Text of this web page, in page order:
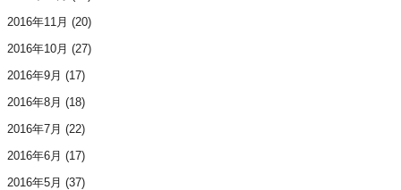
2016年11月 (20)
2016年10月 (27)
2016年9月 (17)
2016年8月 (18)
2016年7月 (22)
2016年6月 (17)
2016年5月 (37)